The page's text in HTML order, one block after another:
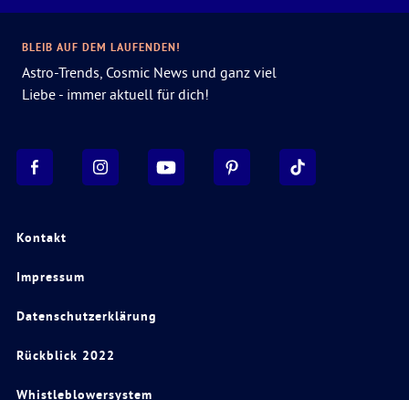
Kontakt
Impressum
Datenschutzerklärung
Rückblick 2022
Whistleblowersystem
BLEIB AUF DEM LAUFENDEN!
Astro-Trends, Cosmic News und ganz viel
Liebe - immer aktuell für dich!